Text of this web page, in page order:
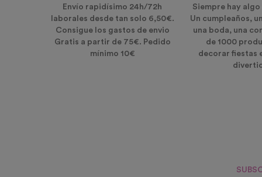
Envío rapidísimo 24h/72h
laborales desde tan solo 6,50€.
Consigue los gastos de envio
Gratis a partir de 75€. Pedido
mínimo 10€
Siempre hay
Un cumpleaños,
una boda, una
de 1000
decorar fiestas